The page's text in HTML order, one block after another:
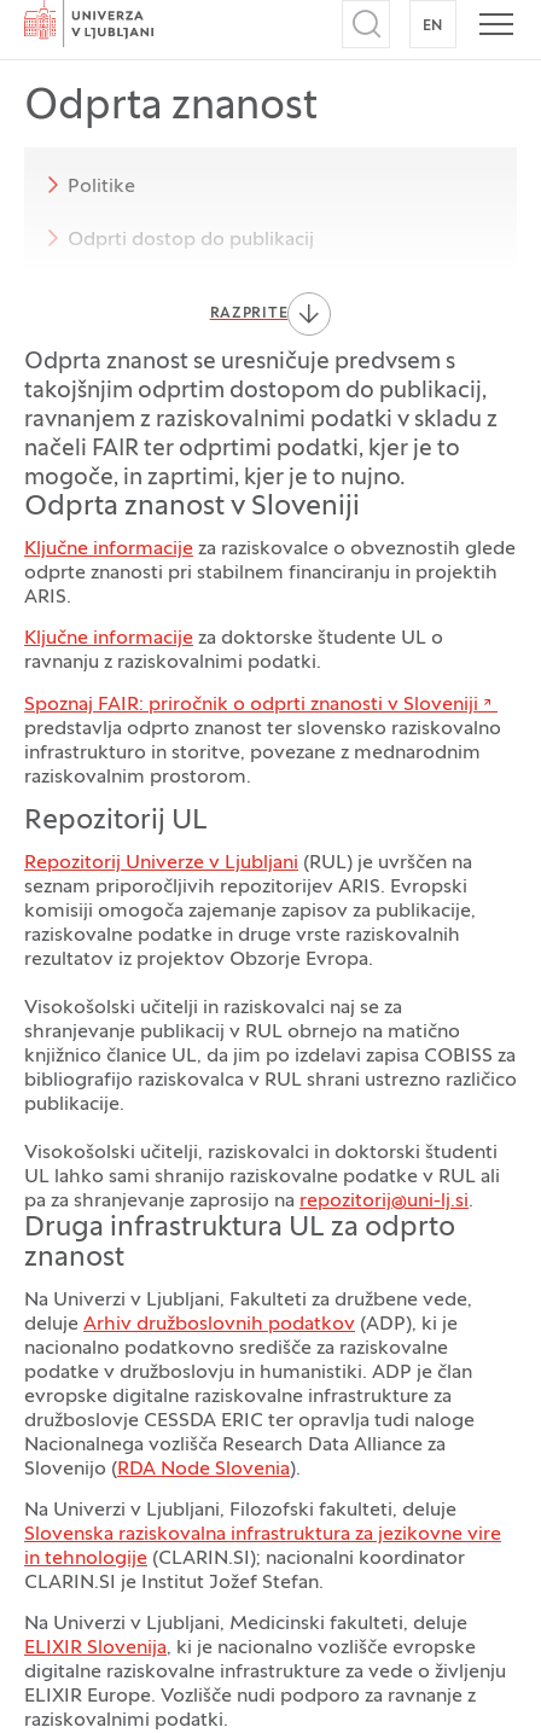
Domov
Odpri iskalnik
EN NA
Odprta znanost
Politike
Odprti dostop do publikacij
FAIR in kolikor je mogoče odprti
raziskovalni podatki
Druge prakse odprte znanosti
Občanska znanost Usposabljanje
Sprememba vrednotenja raziskovalne
dejavnosti
Dogodki Odprta znanost
RAZPRITE
Odprta znanost se uresničuje predvsem s
takojšnjim odprtim dostopom do publikacij,
ravnanjem z raziskovalnimi podatki v skladu z
načeli FAIR ter odprtimi podatki, kjer je to
mogoče, in zaprtimi, kjer je to nujno.
Odprta znanost v Sloveniji
Ključne informacije za raziskovalce o obveznostih glede
odprte znanosti pri stabilnem financiranju in projektih
ARIS.
Ključne informacije za doktorske študente UL o
ravnanju z raziskovalnimi podatki.
Spoznaj FAIR: priročnik o odprti znanosti v Sloveniji
predstavlja odprto znanost ter slovensko raziskovalno
infrastrukturo in storitve, povezane z mednarodnim
raziskovalnim prostorom.
Repozitorij UL
Repozitorij Univerze v Ljubljani (RUL) je uvrščen na
seznam priporočljivih repozitorijev ARIS. Evropski
komisiji omogoča zajemanje zapisov za publikacije,
raziskovalne podatke in druge vrste raziskovalnih
rezultatov iz projektov Obzorje Evropa.
Visokošolski učitelji in raziskovalci naj se za
shranjevanje publikacij v RUL obrnejo na matično
knjižnico članice UL, da jim po izdelavi zapisa COBISS za
bibliografijo raziskovalca v RUL shrani ustrezno različico
publikacije.
Visokošolski učitelji, raziskovalci in doktorski študenti
UL lahko sami shranijo raziskovalne podatke v RUL ali
pa za shranjevanje zaprosijo na repozitorij@uni-lj.si.
Druga infrastruktura UL za odprto
znanost
Na Univerzi v Ljubljani, Fakulteti za družbene vede,
deluje Arhiv družboslovnih podatkov (ADP), ki je
nacionalno podatkovno središče za raziskovalne
podatke v družboslovju in humanistiki. ADP je član
evropske digitalne raziskovalne infrastrukture za
družboslovje CESSDA ERIC ter opravlja tudi naloge
Nacionalnega vozlišča Research Data Alliance za
Slovenijo ( RDA Node Slovenia).
Na Univerzi v Ljubljani, Filozofski fakulteti, deluje
Slovenska raziskovalna infrastruktura za jezikovne vire
in tehnologije (CLARIN.SI); nacionalni koordinator
CLARIN.SI je Institut Jožef Stefan.
Na Univerzi v Ljubljani, Medicinski fakulteti, deluje
ELIXIR Slovenija, ki je nacionalno vozlišče evropske
digitalne raziskovalne infrastrukture za vede o življenju
ELIXIR Europe. Vozlišče nudi podporo za ravnanje z
raziskovalnimi podatki.